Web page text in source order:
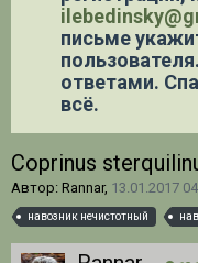
письме
ответами.
всё.
Coprinus
Автор: Rannar, 13.01.2017
навозник нечистотный